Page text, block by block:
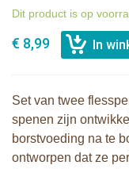
Dit product is op
€ 8,99
Set van twee
spenen zijn
borstvoeding na te
ontworpen dat ze